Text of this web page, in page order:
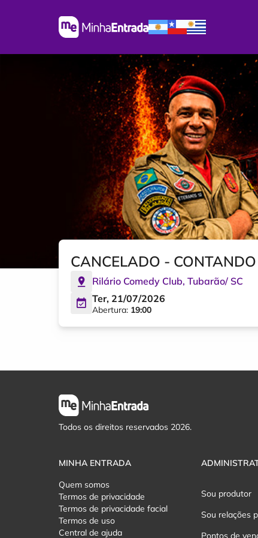
CANCELADO -
Rilário Comedy Club, Tubarão/ SC
Ter, 21/07/2026
Abertura: 19:00
Todos os direitos reservados 2026.
MINHA ENTRADA
Quem somos
Termos de privacidade
Termos de privacidade facial
Termos de uso
Central de ajuda
Sou produtor
Sou relações
Pontos de